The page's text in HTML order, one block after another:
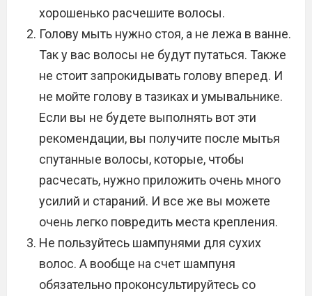
хорошенько расчешите волосы.
Голову мыть нужно стоя, а не лежа в ванне.
Так у вас волосы не будут путаться. Также
не стоит запрокидывать голову вперед. И
не мойте голову в тазиках и умывальнике.
Если вы не будете выполнять вот эти
рекомендации, вы получите после мытья
спутанные волосы, которые, чтобы
расчесать, нужно приложить очень много
усилий и стараний. И все же вы можете
очень легко повредить места крепления.
Не пользуйтесь шампунями для сухих
волос. А вообще на счет шампуня
обязательно проконсультируйтесь со